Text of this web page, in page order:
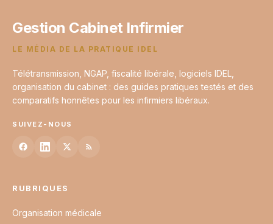
Gestion Cabinet Infirmier
LE MÉDIA DE LA PRATIQUE IDEL
Télétransmission, NGAP, fiscalité libérale, logiciels IDEL,
organisation du cabinet : des guides pratiques testés et des
comparatifs honnêtes pour les infirmiers libéraux.
SUIVEZ-NOUS
RUBRIQUES
Organisation médicale